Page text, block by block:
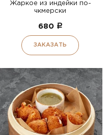
Жаркое из индейки по-
чкмерски
680 a
ЗАКАЗАТЬ